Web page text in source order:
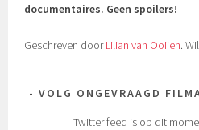
documentaires. Geen spoilers!
Geschreven doorLilian van Ooijen.
VOLG ONGEVRAAGD
Twitter feed is op dit